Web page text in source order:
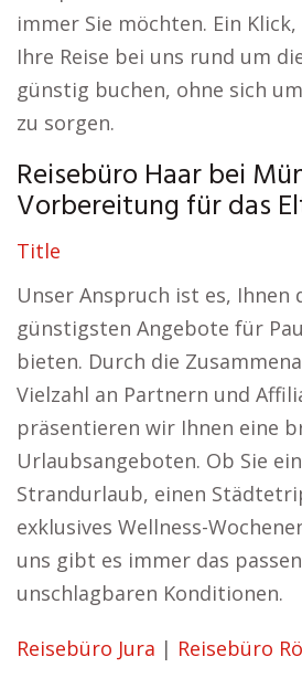
immer Sie möchten. Ein
Ihre Reise bei uns rund um
günstig buchen, ohne sich
zu sorgen.
Reisebüro Haar bei
Vorbereitung für das
Title
Unser Anspruch ist es, Ihnen
günstigsten Angebote für
bieten. Durch die
Vielzahl an Partnern und
präsentieren wir Ihnen eine
Urlaubsangeboten. Ob Sie
Strandurlaub, einen
exklusives Wellness-
uns gibt es immer das
unschlagbaren Konditionen.
Reisebüro Jura | Reisebüro